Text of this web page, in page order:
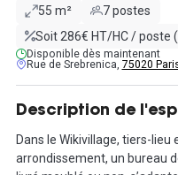
55 m²
7 postes
Soit 286€ HT/HC / poste
Disponible dès maintenant
Rue de Srebrenica, 75020
Description de
Dans le Wikivillage, tiers-lieu
arrondissement, un bureau